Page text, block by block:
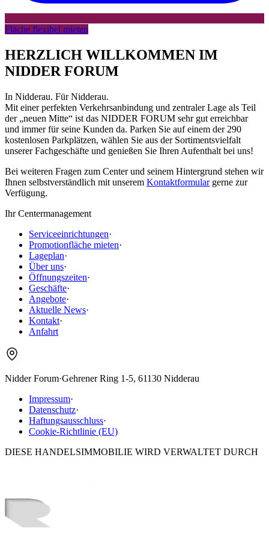
Fläche flexibel mieten
HERZLICH WILLKOMMEN IM
NIDDER FORUM
In Nidderau. Für Nidderau.
Mit einer perfekten Verkehrsanbindung und zentraler Lage als Teil
der „neuen Mitte“ ist das NIDDER FORUM sehr gut erreichbar
und immer für seine Kunden da. Parken Sie auf einem der 290
kostenlosen Parkplätzen, wählen Sie aus der Sortimentsvielfalt
unserer Fachgeschäfte und genießen Sie Ihren Aufenthalt bei uns!
Bei weiteren Fragen zum Center und seinem Hintergrund stehen wir
Ihnen selbstverständlich mit unserem Kontaktformular gerne zur
Verfügung.
Ihr Centermanagement
Serviceeinrichtungen·
Promotionfläche mieten·
Lageplan·
Über uns·
Öffnungszeiten·
Geschäfte·
Angebote·
Aktuelle News·
Kontakt·
Anfahrt
Nidder Forum·Gehrener Ring 1-5, 61130 Nidderau
Impressum·
Datenschutz·
Haftungsausschluss·
Cookie-Richtlinie (EU)
DIESE HANDELSIMMOBILIE WIRD VERWALTET DURCH